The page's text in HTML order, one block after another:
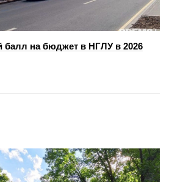
балл на бюджет в НГЛУ в 2026